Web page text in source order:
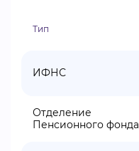
Тип
ИФНС
Отделение
Пенсионного фонда